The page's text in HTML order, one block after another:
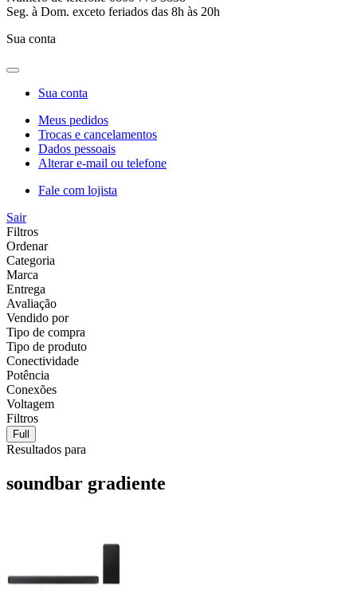
Seg. à Dom. exceto feriados das 8h às 20h
Sua conta
Sua conta
Meus pedidos
Trocas e cancelamentos
Dados pessoais
Alterar e-mail ou telefone
Fale com lojista
Sair
Filtros
Ordenar
Categoria
Marca
Entrega
Avaliação
Vendido por
Tipo de compra
Tipo de produto
Conectividade
Potência
Conexões
Voltagem
Filtros
Full
Resultados para
soundbar gradiente